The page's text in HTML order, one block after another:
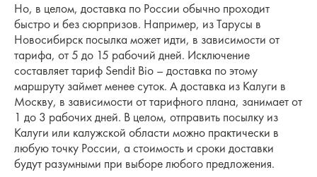
Но, в целом, доставка по России обычно проходит
быстро и без сюрпризов. Например, из Тарусы в
Новосибирск посылка может идти, в зависимости от
тарифа, от 5 до 15 рабочий дней. Исключение
составляет тариф Sendit Bio – доставка по этому
маршруту займет менее суток. А доставка из Калуги в
Москву, в зависимости от тарифного плана, занимает от
1 до 3 рабочих дней. В целом, отправить посылку из
Калуги или калужской области можно практически в
любую точку России, а стоимость и сроки доставки
будут разумными при выборе любого предложения.